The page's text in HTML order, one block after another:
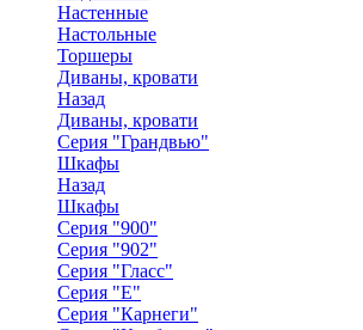
Настенные
Настольные
Торшеры
Диваны, кровати
Назад
Диваны, кровати
Серия "Грандвью"
Шкафы
Назад
Шкафы
Серия "900"
Серия "902"
Серия "Гласс"
Серия "Е"
Серия "Карнеги"